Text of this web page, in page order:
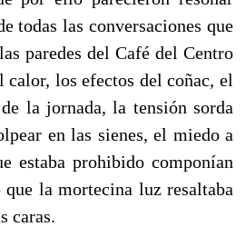
todas las conversaciones que
paredes del Café del Centro
los efectos del coñac, el
la jornada, la tensión sorda
en las sienes, el miedo a
estaba prohibido componían
la mortecina luz resaltaba
caras.